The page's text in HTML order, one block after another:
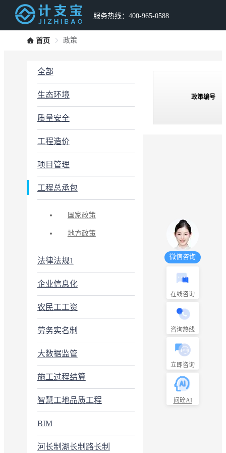
服务热线：400-965-0588
首页 政策
全部
生态环境
质量安全
工程造价
项目管理
工程总承包
国家政策
地方政策
法律法规1
企业信息化
农民工工资
劳务实名制
大数据监管
施工过程结算
智慧工地品质工程
BIM
河长制湖长制路长制
政策编号
微信咨询
在线咨询
咨询热线
立即咨询
问砼AI